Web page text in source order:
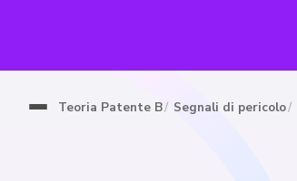
Teoria Patente B Segnali di pericolo